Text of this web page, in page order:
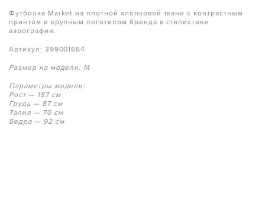
Футболка Market из плотной хлопковой ткани с контрастным
принтом и крупным логотипом бренда в стилистике
аэрографии.
Артикул: 399001664
Размер на модели: M
Параметры модели:
Рост — 187 см
Грудь — 87 см
Талия — 70 см
Бедра — 92 см